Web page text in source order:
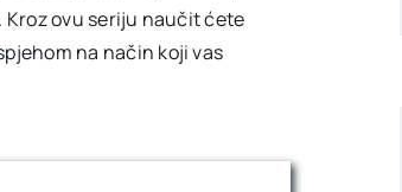
ovu seriju naučit ćete
na način koji vas